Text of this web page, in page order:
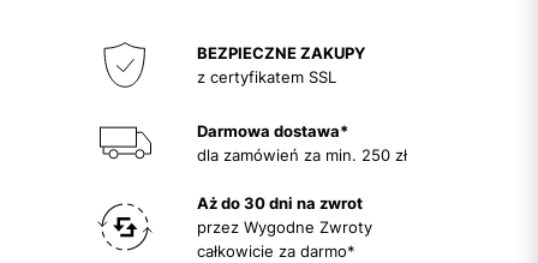
BEZPIECZNE ZAKUPY
z certyfikatem SSL
Darmowa dostawa*
dla zamówień za min. 250 zł
Aż do 30 dni na zwrot
przez Wygodne Zwroty
całkowicie za darmo*